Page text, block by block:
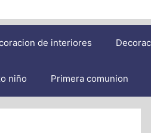
de interiores
niño Primera comunion